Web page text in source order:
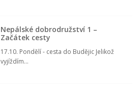
Nepálské dobrodružství 1 –
Začátek cesty
17.10. Pondělí - cesta do Budějic Jelikož
vyjíždím...